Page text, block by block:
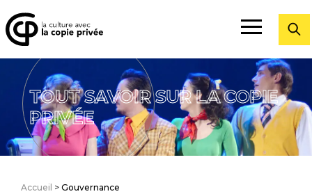
TOUT SAVOIR SUR LA COPIE
PRIVÉE
Accueil > Gouvernance